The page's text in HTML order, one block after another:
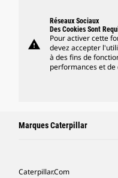
warning
Réseaux Sociaux
Des Cookies Sont
Pour activer cette
devez accepter
à des fins de
performances et de
Marques Caterpillar
Caterpillar.com